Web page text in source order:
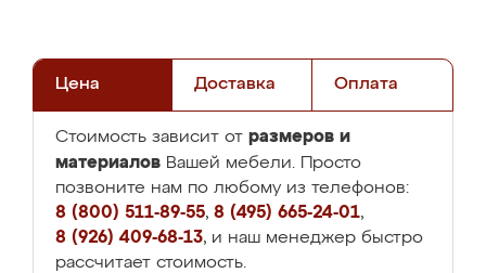
Цена Доставка Оплата
Стоимость зависит от размеров и
материалов Вашей мебели. Просто
позвоните нам по любому из телефонов:
8 (800) 511-89-55, 8 (495) 665-24-01,
8 (926) 409-68-13, и наш менеджер быстро
рассчитает стоимость.